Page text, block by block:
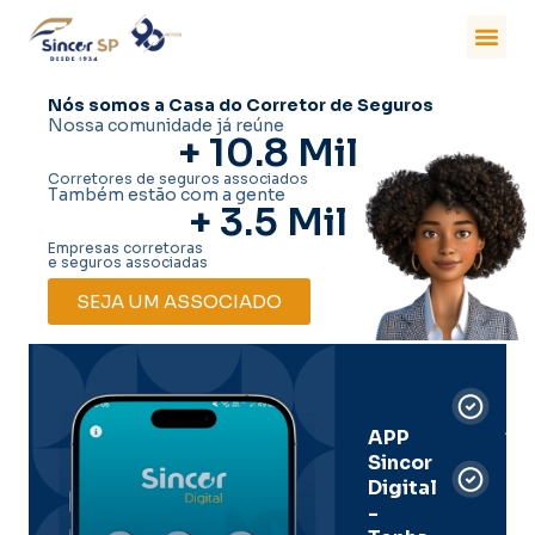
Nós somos a Casa do Corretor de Seguros
Nossa comunidade já reúne
+ 10.8 Mil
Corretores de seguros associados
Também estão com a gente
+ 3.5 Mil
Empresas corretoras
e seguros associadas
SEJA UM ASSOCIADO
APP
Sincor
Digital
-